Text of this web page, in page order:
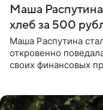
Маша
хлеб за 500
Маша Распутина
откровенно
своих финансовых